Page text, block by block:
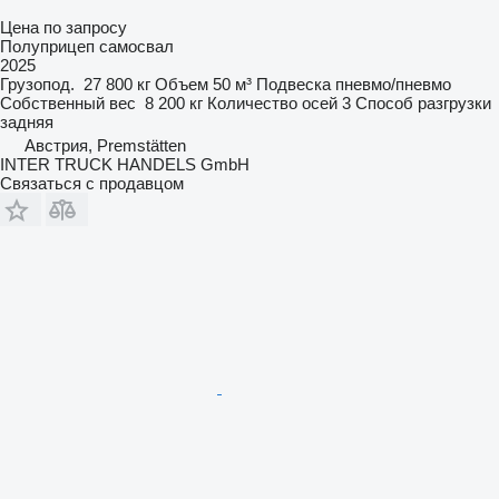
Цена по запросу
Полуприцеп самосвал
2025
Грузопод. 27 800 кг Объем 50 м³ Подвеска пневмо/пневмо
Собственный вес 8 200 кг Количество осей 3 Способ разгрузки
задняя
Австрия, Premstätten
INTER TRUCK HANDELS GmbH
Связаться с продавцом